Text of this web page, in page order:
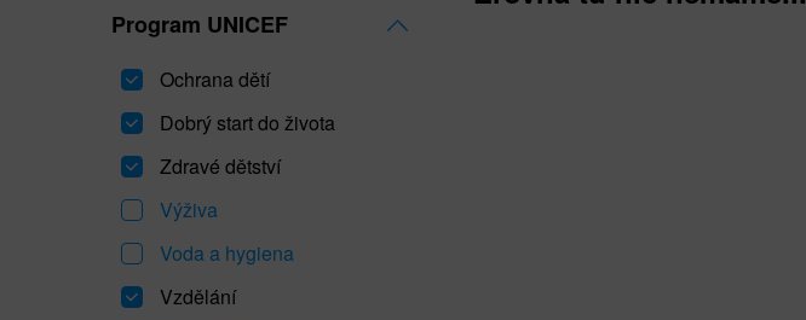
Program UNICEF
Ochrana dětí
Dobrý start do života
Zdravé dětství
Výživa
Voda a hygiena
Vzdělání